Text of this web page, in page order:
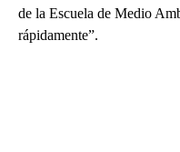
de la Escuela de Medio
rápidamente”.